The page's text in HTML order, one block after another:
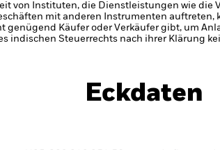
von Instituten, die Dienstleistungen wie die
mit anderen Instrumenten auftreten,
genügend Käufer oder Verkäufer gibt, um
indischen Steuerrechts nach ihrer Klärung
Eckdaten